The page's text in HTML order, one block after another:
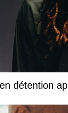
détention